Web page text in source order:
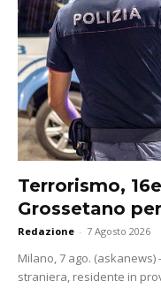
Terrorismo,
Grossetano
Redazione - 7 Agosto 2026
Milano, 7 ago.
straniera, residente in